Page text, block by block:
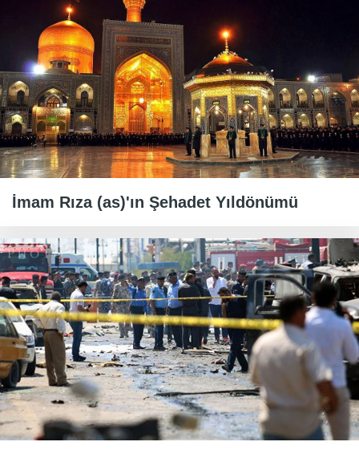
İmam Rıza (as)'ın Şehadet Yıldönümü